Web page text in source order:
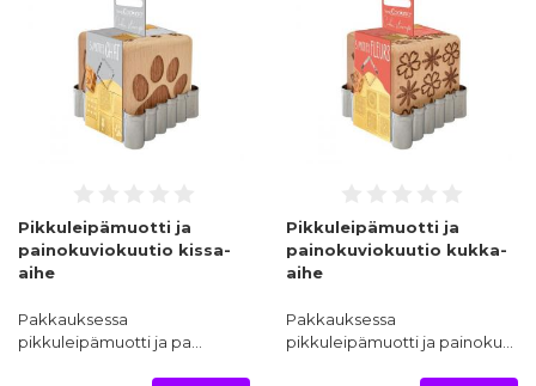
Pikkuleipämuotti ja
painokuviokuutio kissa-
aihe
Pakkauksessa
pikkuleipämuotti ja pa…
Pikkuleipämuotti ja
painokuviokuutio kukka-
aihe
Pakkauksessa
pikkuleipämuotti ja painoku…